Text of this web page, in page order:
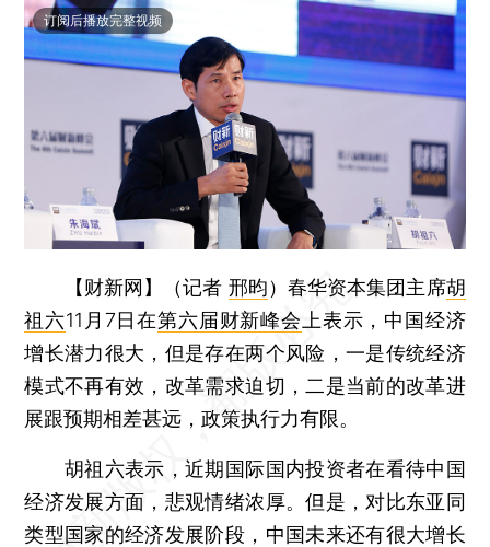
订阅后播放完整视频
【财新网】（记者 邢昀） 春华资本集团主席胡
祖六11月7日在第六届财新峰会 上表示，中国经济
增长潜力很大，但是存在两个风险，一是传统经济
模式不再有效，改革需求迫切，二是当前的改革进
展跟预期相差甚远，政策执行力有限。
胡祖六表示，近期国际国内投资者在看待中国
经济发展方面，悲观情绪浓厚。但是，对比东亚同
类型国家的经济发展阶段，中国未来还有很大增长